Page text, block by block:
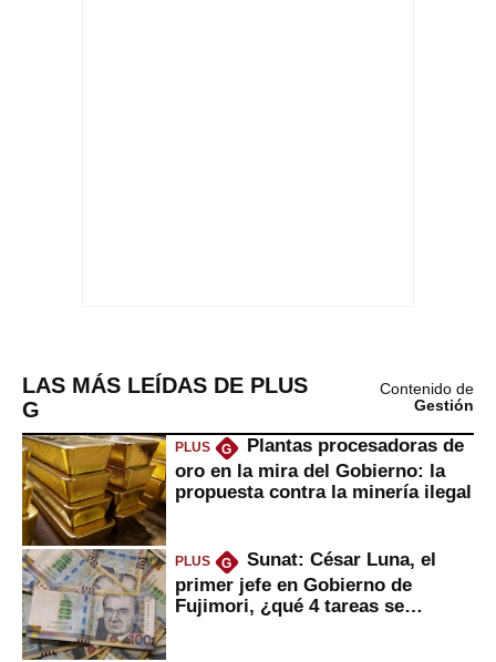
LAS MÁS LEÍDAS DE PLUS
G
Contenido de
Gestión
PLUS G
Plantas procesadoras de
oro en la mira del Gobierno: la
propuesta contra la minería ilegal
PLUS G
Sunat: César Luna, el
primer jefe en Gobierno de
Fujimori, ¿qué 4 tareas se